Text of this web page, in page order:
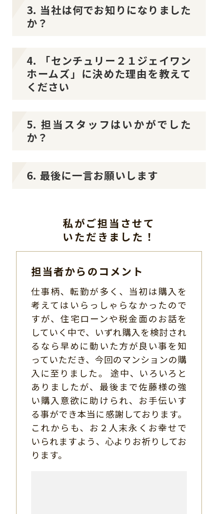
3. 当社は何でお知りになりました
か？
4. 「センチュリー２１ジェイワン
ホームズ」に決めた理由を教えて
ください
5. 担当スタッフはいかがでした
か？
6. 最後に一言お願いします
私がご担当させて
いただきました！
担当者からのコメント
仕事柄、転勤が多く、当初は購入を
考えてはいらっしゃらなかったので
すが、住宅ローンや税金面のお話を
していく中で、いずれ購入を検討され
るなら早めに動いた方が良い事を知
っていただき、今回のマンションの購
入に至りました。 途中、いろいろと
ありましたが、最後まで佐藤様の強
い購入意欲に助けられ、お手伝いす
る事ができ本当に感謝しております。
これからも、お２人末永くお幸せで
いられますよう、心よりお祈りしてお
ります。